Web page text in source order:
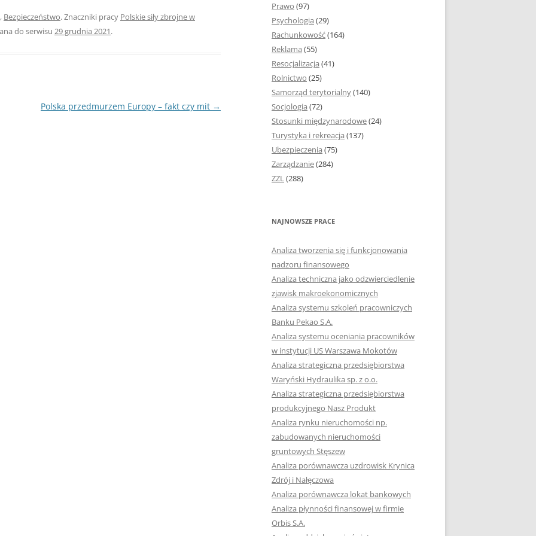
ROZDZIAŁY I PODROZDZIAŁY
ZAKOŃCZENIE PRACY
DYPLOMOWEJ
BIBLIOGRAFIA
SPIS RYSUNKÓW, TABEL I
ZAŁĄCZNIKÓW
TABELE, RYSUNKI ORAZ WYKRESY
KSIĄŻKI, KTÓRE POMOGĄ CI
NAPISAĆ PRACĘ DYPLOMOWĄ
JAK PRZYGOTOWAĆ SIĘ DO
USTNEGO EGZAMINU
DYPLOMOWEGO?
HIPOTEZY W PRACACH
DYPLOMOWYCH
JAK PRZYGOTOWAĆ SIĘ DO
OBRONY PRACY DYPLOMOWEJ
, Bezpieczeństwo. Znaczniki pracy Polskie siły zbrojne w
do serwisu 29 grudnia 2021.
Polska przedmurzem Europy – fakt czy mit →
Prawo (97)
Psychologia (29)
Rachunkowość(164)
Reklama (55)
Resocjalizacja (41)
Rolnictwo (25)
Samorząd terytorialny(140)
Socjologia (72)
Stosunki międzynarodowe(24)
Turystyka i rekreacja (137)
Ubezpieczenia (75)
Zarządzanie(284)
ZZL(288)
NAJNOWSZE PRACE
Analiza tworzenia się i funkcjonowania
nadzoru finansowego
Analiza techniczna jako odzwierciedlenie
zjawisk makroekonomicznych
Analiza systemu szkoleń pracowniczych
Banku Pekao S.A.
Analiza systemu oceniania pracowników
w instytucji US Warszawa Mokotów
Analiza strategiczna przedsiębiorstwa
Waryński Hydraulika sp. z o.o.
Analiza strategiczna przedsiębiorstwa
produkcyjnego Nasz Produkt
Analiza rynku nieruchomości np.
zabudowanych nieruchomości
gruntowych Stęszew
Analiza porównawcza uzdrowisk Krynica
Zdrój i Nałęczowa
Analiza porównawcza lokat bankowych
Analiza płynności finansowej w firmie
Orbis S.A.